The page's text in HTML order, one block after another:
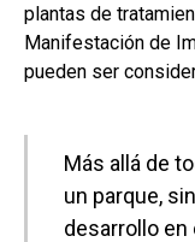
plantas de
Manifestación de
pueden ser
Más allá de
un parque,
desarrollo en